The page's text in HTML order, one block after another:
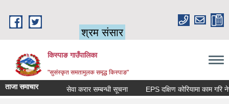
श्रम संसार
किस्पाङ गाउँपालिका
"सुसंस्कृत समतामुलक समृद्ध किस्पाङ"
ताजा समाचार सेवा करार सम्बन्धी सूचना